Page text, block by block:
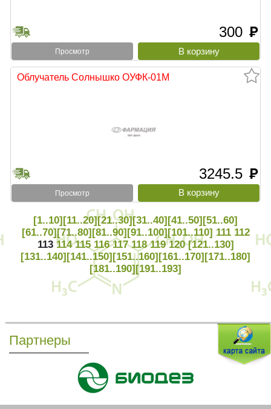
300 руб
Просмотр
Облучатель Солнышко ОУФК-01М
3245.5 руб
Просмотр
[1..10][11..20][21..30][31..40][41..50][51..60]
[61..70][71..80][81..90][91..100][101..110] 111 112
113 114 115 116 117 118 119 120 [121..130]
[131..140][141..150][151..160][161..170][171..180]
[181..190][191..193]
Партнеры